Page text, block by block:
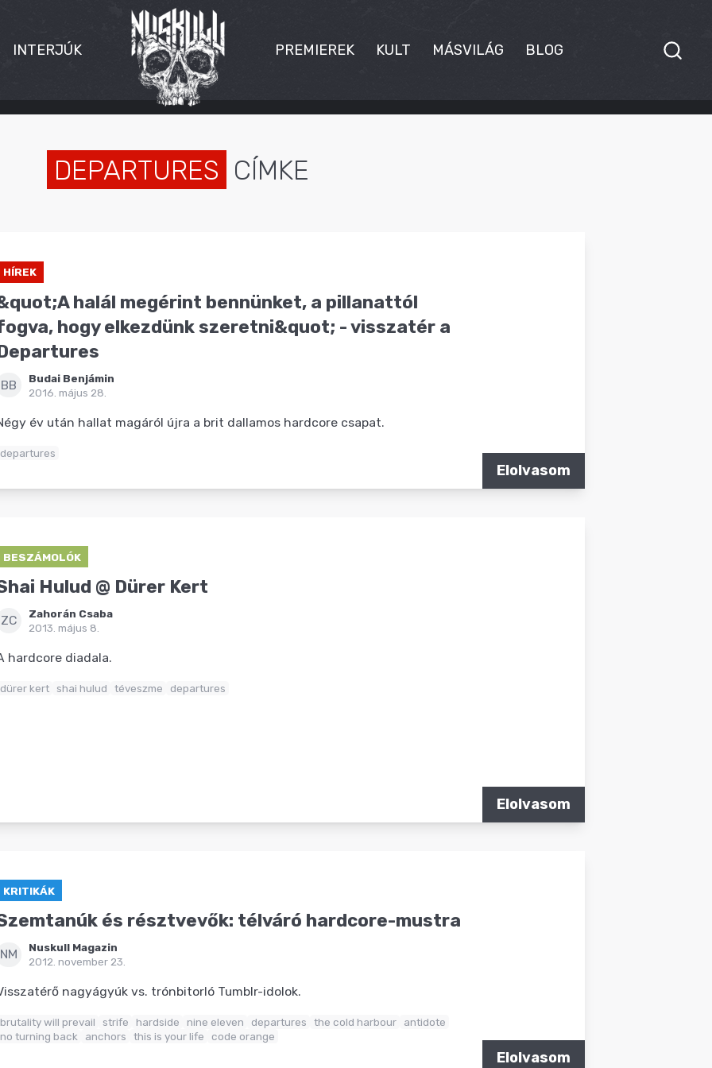
INTERJÚK PREMIEREK KULT MÁSVILÁG BLOG
DEPARTURES CÍMKE
HÍREK
halál megérint bennünket, a pillanattól
hogy elkezdünk szeretni&quot; - visszatér a
BB
Budai Benjámin
2016. május 28.
év után hallat magáról újra a brit dallamos hardcore csapat.
departures
Elolvasom
BESZÁMOLÓK
Hulud @ Dürer Kert
ZC
Zahorán Csaba
2013. május 8.
hardcore diadala.
dürer kert shai hulud téveszme departures
Elolvasom
KRITIKÁK
és résztvevők: télváró hardcore-mustra
NM
Nuskull Magazin
2012. november 23.
nagyágyúk vs. trónbitorló Tumblr-idolok.
brutality will prevail strife hardside nine eleven departures the cold harbour
antidote
no turning back
anchors this is your life code orange
Elolvasom